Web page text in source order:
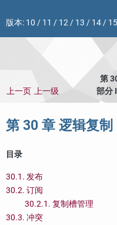
版本: 10 / 11 / 12/ 13 / 14/ 15
第
上一页 上一级 部分
第 30 章 逻辑复制
目录
30.1. 发布
30.2. 订阅
30.2.1. 复制槽管理
30.3. 冲突